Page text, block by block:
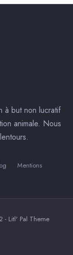
à but non lucratif
animale. Nous
Mentions
- Litl' Pal Theme